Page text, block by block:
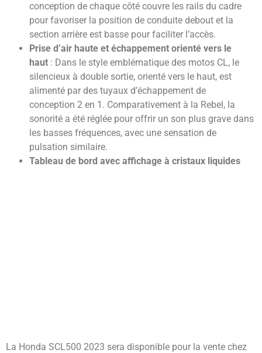
conception de chaque côté couvre les rails du cadre
pour favoriser la position de conduite debout et la
section arrière est basse pour faciliter l’accès.
Prise d’air haute et échappement orienté vers le
haut : Dans le style emblématique des motos CL, le
silencieux à double sortie, orienté vers le haut, est
alimenté par des tuyaux d’échappement de
conception 2 en 1. Comparativement à la Rebel, la
sonorité a été réglée pour offrir un son plus grave dans
les basses fréquences, avec une sensation de
pulsation similaire.
Tableau de bord avec affichage à cristaux liquides
La Honda SCL500 2023 sera disponible pour la vente chez